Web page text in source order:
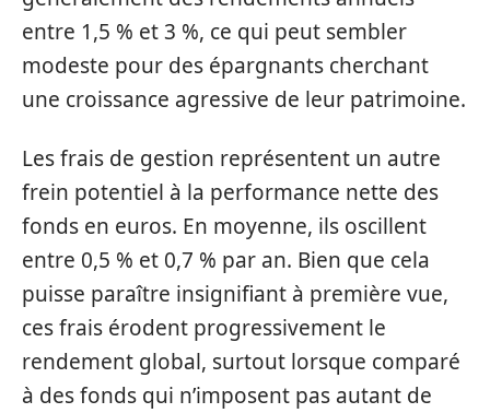
entre 1,5 % et 3 %, ce qui peut sembler
modeste pour des épargnants cherchant
une croissance agressive de leur patrimoine.
Les frais de gestion représentent un autre
frein potentiel à la performance nette des
fonds en euros. En moyenne, ils oscillent
entre 0,5 % et 0,7 % par an. Bien que cela
puisse paraître insignifiant à première vue,
ces frais érodent progressivement le
rendement global, surtout lorsque comparé
à des fonds qui n’imposent pas autant de